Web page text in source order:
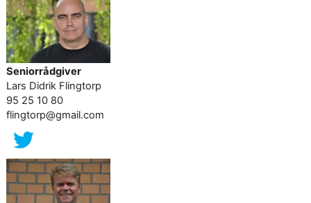
Seniorrådgiver
Lars Didrik Flingtorp
95 25 10 80
flingtorp@gmail.com